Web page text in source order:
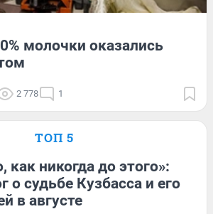
молочки оказались
2 778 1
ТОП 5
как никогда до этого»:
о судьбе Кузбасса и его
в августе